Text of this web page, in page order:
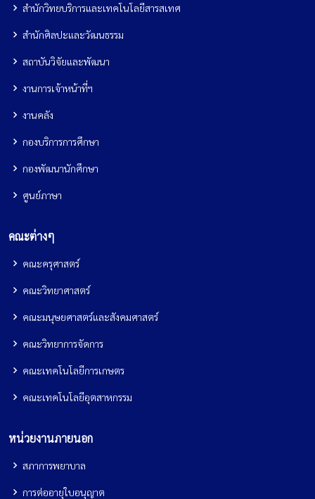
สำนักวิทยบริการและเทคโนโลยีสารสเทศ
สำนักศิลปะและวัฒนธรรม
สถาบันวิจัยและพัฒนา
งานการเจ้าหน้าที่ฯ
งานคลัง
กองบริการการศึกษา
กองพัฒนานักศึกษา
ศูนย์ภาษา
คณะต่างๆ
คณะครุศาสตร์
คณะวิทยาศาสตร์
คณะมนุษยศาสตร์และสังคมศาสตร์
คณะวิทยาการจัดการ
คณะเทคโนโลยีการเกษตร
คณะเทคโนโลยีอุตสาหกรรม
หน่วยงานภายนอก
สภาการพยาบาล
การต่ออายุใบอนุญาต